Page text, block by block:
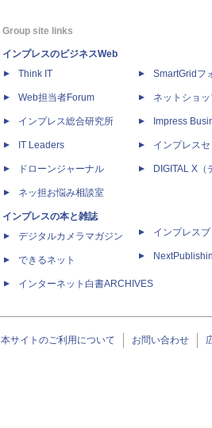
Group site links
インプレスのビジネスWeb
Think IT
Web担当者Forum
インプレス総合研究所
IT Leaders
ドローンジャーナル
ネッ担お悩み相談室
インプレスの本と雑誌
デジタルカメラマガジン
できるネット
インターネット白書ARCHIVES
SmartGridフ
ネットショ
Impress
インプレス
DIGITAL X（
インプレス
本サイトのご利用について お問い合わせ